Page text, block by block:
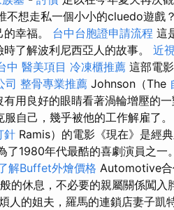
不想走私一個小小的cluedo遊戲
幸福。 台中台胞證申請流程 這
了解波利尼西亞人的故事。 近
中 醫美項目 冷凍櫃推薦 這部電
司 整骨專業推薦 Johnson（The
用良好的眼睛看著渦輪增壓的
自己，幾乎被他的工作解雇了。
針 Ramis）的電影《現在》是經
1980年代最酷的喜劇演員之一
解Buffet外燴價格 Automotive合
的休息，不必要的親屬關係闖入
人的姐夫，羅馬的連鎖店妻子凱